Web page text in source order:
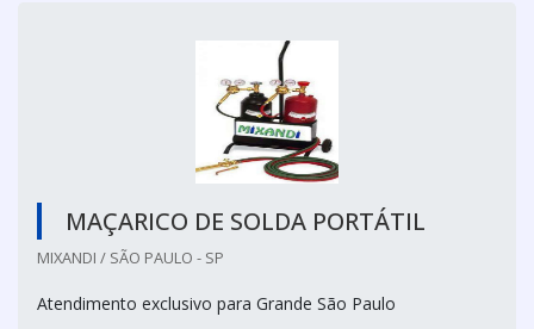
MAÇARICO DE SOLDA PORTÁTIL
MIXANDI / SÃO PAULO - SP
Atendimento exclusivo para Grande São Paulo